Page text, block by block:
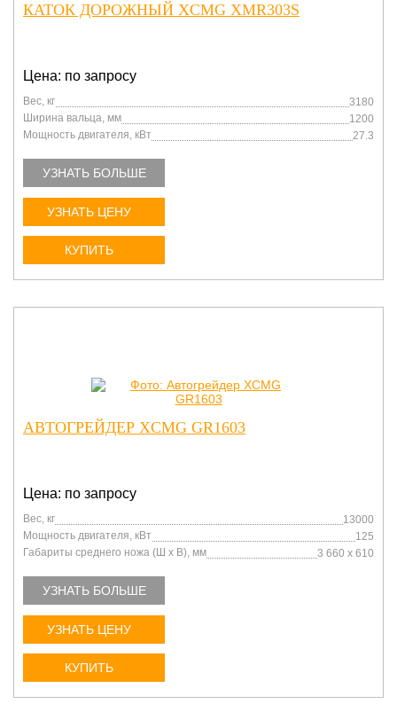
КАТОК ДОРОЖНЫЙ XCMG XMR303S
Цена: по запросу
Вес, кг
3180
Ширина вальца, мм
1200
Мощность двигателя, кВт
27.3
УЗНАТЬ БОЛЬШЕ
УЗНАТЬ ЦЕНУ
КУПИТЬ
АВТОГРЕЙДЕР XCMG GR1603
Цена: по запросу
Вес, кг
13000
Мощность двигателя, кВт
125
Габариты среднего ножа (Ш х В), мм
3 660 x 610
УЗНАТЬ БОЛЬШЕ
УЗНАТЬ ЦЕНУ
КУПИТЬ